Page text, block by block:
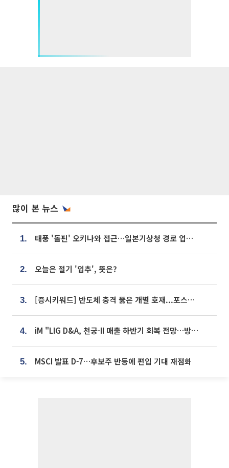
많이 본 뉴스
1. 태풍 '돌핀' 오키나와 접근…일본기상청 경로 업데이트
2. 오늘은 절기 '입추', 뜻은?
3. [증시키워드] 반도체 충격 뚫은 개별 호재...포스코퓨처엠·에코프로·한화솔루션 '눈길'
4. iM "LIG D&A, 천궁-II 매출 하반기 회복 전망…방산 톱픽 유지"
5. MSCI 발표 D-7…후보주 반등에 편입 기대 재점화